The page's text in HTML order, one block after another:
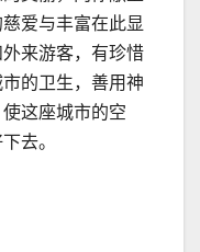
爱与丰富在此显
来游客，有珍惜
的卫生，善用神
这座城市的空
去。